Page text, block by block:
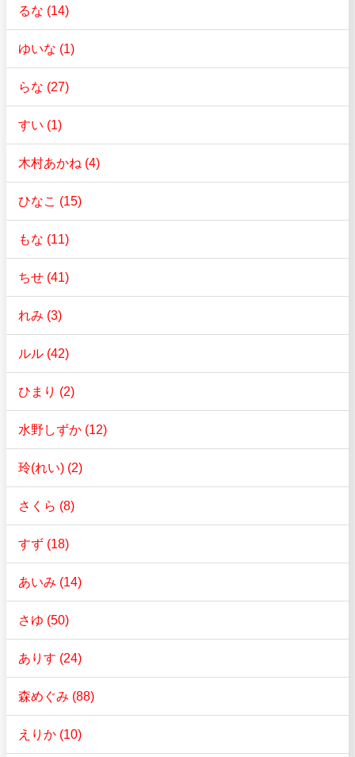
るな (14)
ゆいな (1)
らな (27)
すい (1)
木村あかね (4)
ひなこ (15)
もな (11)
ちせ (41)
れみ (3)
ルル (42)
ひまり (2)
水野しずか (12)
玲(れい) (2)
さくら (8)
すず (18)
あいみ (14)
さゆ (50)
ありす (24)
森めぐみ (88)
えりか (10)